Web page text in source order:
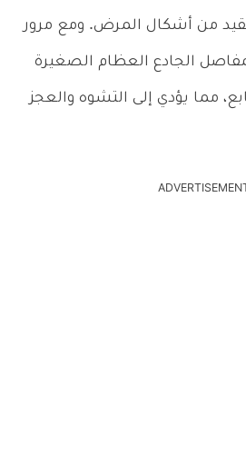
من أشكال المرض. ومع مرور
الجادع العظام الصغيرة
مما يؤدي إلى التشوه والعجز
ADVERTISEMENT